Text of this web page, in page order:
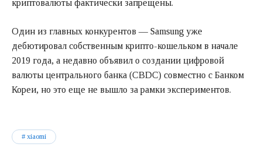
криптовалюты фактически запрещены.
Один из главных конкурентов — Samsung уже
дебютировал собственным крипто-кошельком в начале
2019 года, а недавно объявил о создании цифровой
валюты центрального банка (CBDC) совместно с Банком
Кореи, но это еще не вышло за рамки экспериментов.
xiaomi